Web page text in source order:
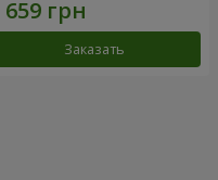
Заказать